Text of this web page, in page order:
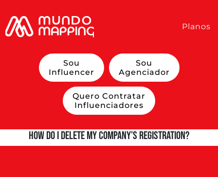
Planos
Sou
Influencer
Sou
Agenciador
Quero Contratar
Influenciadores
How do I delete my company’s registration?